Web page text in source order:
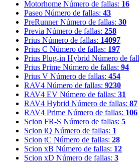
Motorhome Número de fallas: 16
Paseo Número de fallas: 43
PreRunner Número de fallas: 30
Previa Número de fallas: 258
Prius Número de fallas: 14097
Prius C Número de fallas: 197
Prius Plug-in Hybrid Número de
Prius Prime Número de fallas: 94
Prius V Número de fallas: 454
RAV4 Número de fallas: 9230
RAV4 EV Número de fallas: 31
RAV4 Hybrid Número de fallas: 87
RAV4 Prime Número de fallas: 106
Scion FR-S Número de fallas: 5
Scion iQ Número de fallas: 1
Scion tC Número de fallas: 28
Scion xB Número de fallas: 12
Scion xD Número de fallas: 3